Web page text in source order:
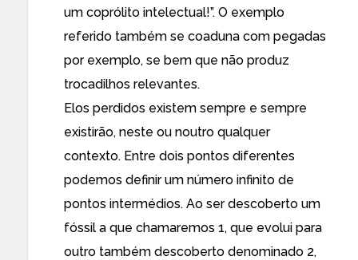
um coprólito intelectual!”. O exemplo
referido também se coaduna com pegadas
por exemplo, se bem que não produz
trocadilhos relevantes.
Elos perdidos existem sempre e sempre
existirão, neste ou noutro qualquer
contexto. Entre dois pontos diferentes
podemos definir um número infinito de
pontos intermédios. Ao ser descoberto um
fóssil a que chamaremos 1, que evolui para
outro também descoberto denominado 2,